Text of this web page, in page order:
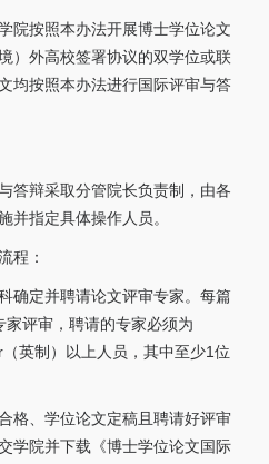
系我们
按照本办法开展博士学位论文
）外高校签署协议的双学位或联
均按照本办法进行国际评审与答
辩采取分管院长负责制，由各
并指定具体操作人员。
程：
确定并聘请论文评审专家。每篇
评审，聘请的专家必须为
英制）以上人员，其中至少1位
格、学位论文定稿且聘请好评审
学院并下载《博士学位论文国际